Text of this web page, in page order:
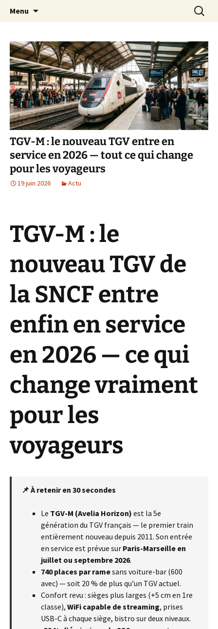
Transportdepersonne.com
Menu
TGV-M : le nouveau TGV entre en
service en 2026 — tout ce qui change
pour les voyageurs
19 juin 2026 Actu
TGV-M : le
nouveau TGV de
la SNCF entre
enfin en service
en 2026 — ce qui
change vraiment
pour les
voyageurs
📌 À retenir en 30 secondes
Le TGV-M (Avelia Horizon) est la 5e
génération du TGV français — le premier train
entièrement nouveau depuis 2011. Son entrée
en service est prévue sur Paris-Marseille en
juillet ou septembre 2026.
740 places par ramesans voiture-bar (600
avec) — soit 20 % de plus qu’un TGV actuel.
Confort revu : sièges plus larges (+5 cm en 1re
classe), WiFi capable de streaming, prises
USB-C à chaque siège, bistro sur deux niveaux.